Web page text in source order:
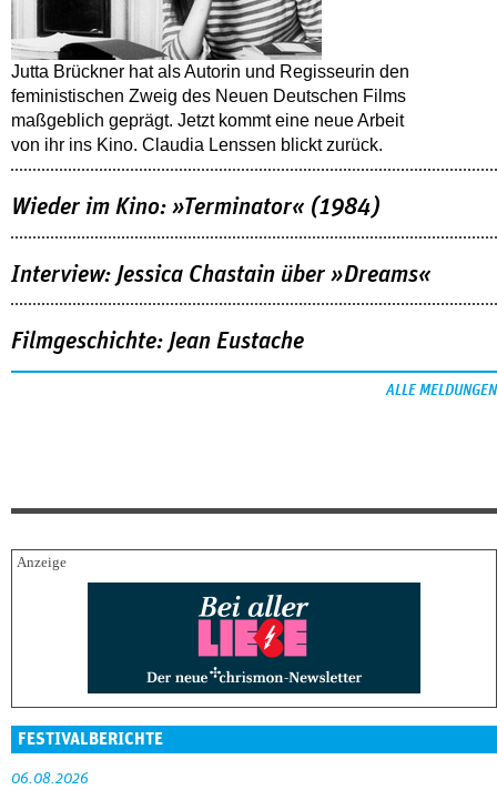
Jutta Brückner hat als Autorin und Regisseurin den
feministischen Zweig des Neuen Deutschen Films
maßgeblich geprägt. Jetzt kommt eine neue Arbeit
von ihr ins Kino. Claudia Lenssen blickt zurück.
Wieder im Kino: »Terminator« (1984)
Interview: Jessica Chastain über »Dreams«
Filmgeschichte: Jean Eustache
ALLE MELDUNGEN
FESTIVALBERICHTE
06.08.2026